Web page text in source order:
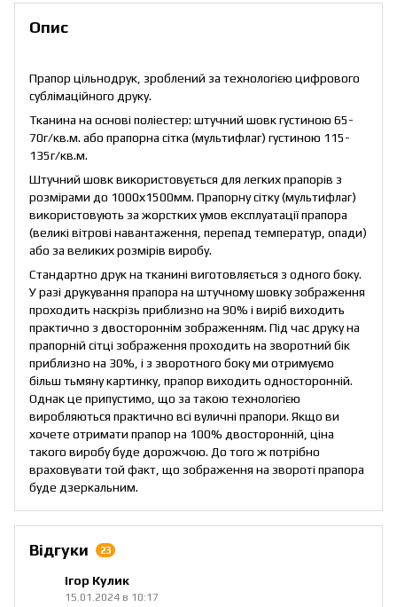
Опис
Прапор цільнодрук, зроблений за технологією цифрового
сублімаційного друку.
Тканина на основі поліестер: штучний шовк густиною 65-
70г/кв.м. або прапорна сітка (мультифлаг) густиною 115-
135г/кв.м.
Штучний шовк використовується для легких прапорів з
розмірами до 1000х1500мм. Прапорну сітку (мультифлаг)
використовують за жорстких умов експлуатації прапора
(великі вітрові навантаження, перепад температур, опади)
або за великих розмірів виробу.
Стандартно друк на тканині виготовляється з одного боку.
У разі друкування прапора на штучному шовку зображення
проходить наскрізь приблизно на 90% і виріб виходить
практично з двостороннім зображенням. Під час друку на
прапорній сітці зображення проходить на зворотний бік
приблизно на 30%, і з зворотного боку ми отримуємо
більш тьмяну картинку, прапор виходить односторонній.
Однак це припустимо, що за такою технологією
виробляються практично всі вуличні прапори. Якщо ви
хочете отримати прапор на 100% двосторонній, ціна
такого виробу буде дорожчою. До того ж потрібно
враховувати той факт, що зображення на звороті прапора
буде дзеркальним.
Відгуки 23
Ігор Кулик
15.01.2024 в 10:17